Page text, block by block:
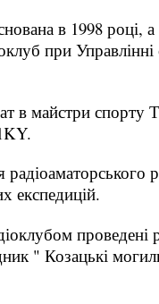
в 1998 році,
при Управлінні
в майстри спорту
радіоаматорського
експедицій.
проведені
" Козацькі